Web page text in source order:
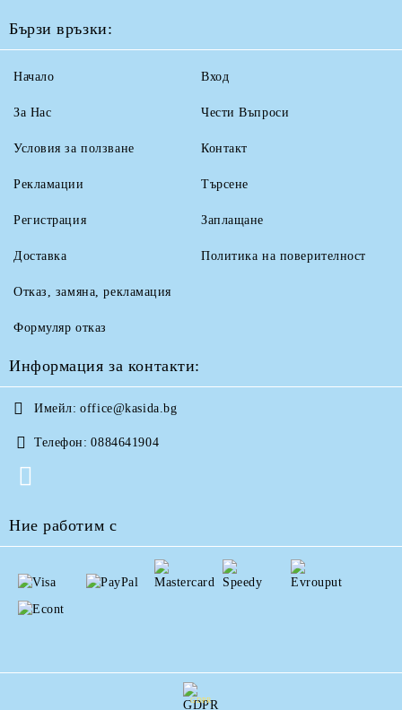
Бързи връзки:
Начало
За Нас
Условия за ползване
Рекламации
Вход
Чести Въпроси
Контакт
Търсене
Регистрация
Доставка
Отказ, замяна, рекламация
Формуляр отказ
Заплащане
Политика на поверителност
Информация за контакти:
Имейл: office@kasida.bg
Телефон: 0884641904
Ние работим с
GDPR